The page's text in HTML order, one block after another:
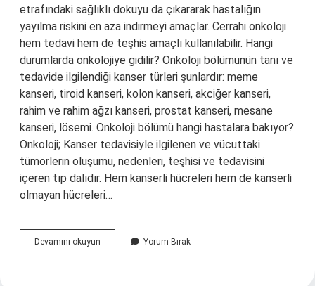
etrafındaki sağlıklı dokuyu da çıkararak hastalığın
yayılma riskini en aza indirmeyi amaçlar. Cerrahi onkoloji
hem tedavi hem de teşhis amaçlı kullanılabilir. Hangi
durumlarda onkolojiye gidilir? Onkoloji bölümünün tanı ve
tedavide ilgilendiği kanser türleri şunlardır: meme
kanseri, tiroid kanseri, kolon kanseri, akciğer kanseri,
rahim ve rahim ağzı kanseri, prostat kanseri, mesane
kanseri, lösemi. Onkoloji bölümü hangi hastalara bakıyor?
Onkoloji; Kanser tedavisiyle ilgilenen ve vücuttaki
tümörlerin oluşumu, nedenleri, teşhisi ve tedavisini
içeren tıp dalıdır. Hem kanserli hücreleri hem de kanserli
olmayan hücreleri…
Devamını okuyun
Cerrahi
Yorum Bırak